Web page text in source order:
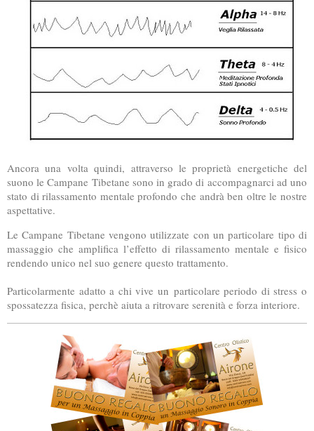
Ancora una volta quindi, attraverso le proprietà energetiche del
suono le Campane Tibetane sono in grado di accompagnarci ad uno
stato di rilassamento mentale profondo che andrà ben oltre le nostre
aspettative.
Le Campane Tibetane vengono utilizzate con un particolare tipo di
massaggio che amplifica l’effetto di rilassamento mentale e fisico
rendendo unico nel suo genere questo trattamento.
Particolarmente adatto a chi vive un particolare periodo di stress o
spossatezza fisica, perchè aiuta a ritrovare serenità e forza interiore.